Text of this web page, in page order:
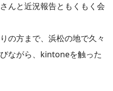
んと近況報告ともくもく会
の方まで、浜松の地で久々
ながら、kintoneを触った